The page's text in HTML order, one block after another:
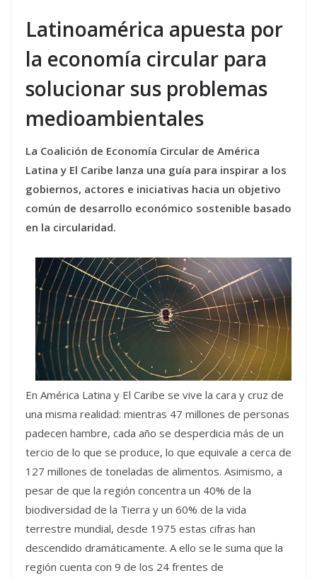
Latinoamérica apuesta por
la economía circular para
solucionar sus problemas
medioambientales
La Coalición de Economía Circular de América
Latina y El Caribe lanza una guía para inspirar a los
gobiernos, actores e iniciativas hacia un objetivo
común de desarrollo económico sostenible basado
en la circularidad.
En América Latina y El Caribe se vive la cara y cruz de
una misma realidad: mientras 47 millones de personas
padecen hambre, cada año se desperdicia más de un
tercio de lo que se produce, lo que equivale a cerca de
127 millones de toneladas de alimentos. Asimismo, a
pesar de que la región concentra un 40% de la
biodiversidad de la Tierra y un 60% de la vida
terrestre mundial, desde 1975 estas cifras han
descendido dramáticamente. A ello se le suma que la
región cuenta con 9 de los 24 frentes de